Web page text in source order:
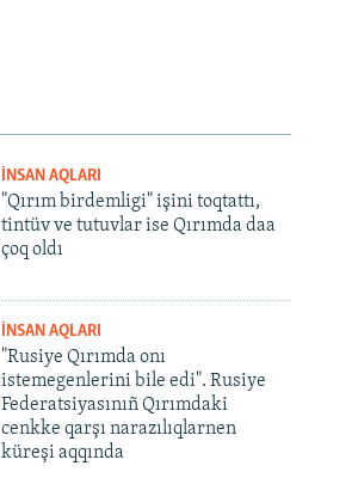
İNSAN AQLARI
"Qırım birdemligi" işini toqtattı,
tintüv ve tutuvlar ise Qırımda daa
çoq oldı
İNSAN AQLARI
"Rusiye Qırımda onı
istemegenlerini bile edi". Rusiye
Federatsiyasınıñ Qırımdaki
cenkke qarşı narazılıqlarnen
küreşi aqqında